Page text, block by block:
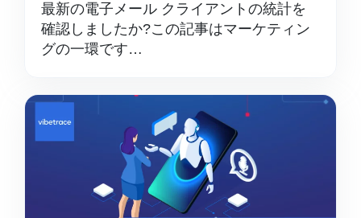
最新の電子メール クライアントの統計を
確認しましたか?この記事はマーケティン
グの一環です…